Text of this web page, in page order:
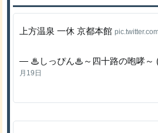
上方温泉 一休 京都本館
— ♨しっぴん♨～四十路の咆哮～
月19日